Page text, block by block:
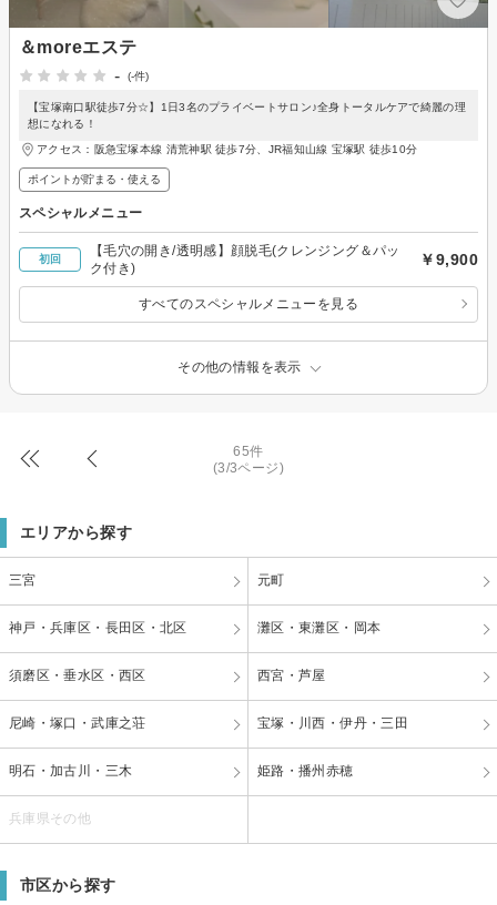
＆moreエステ
-
(-件)
【宝塚南口駅徒歩7分☆】1日3名のプライベートサロン♪全身トータルケアで綺麗の理
想になれる！
アクセス：阪急宝塚本線 清荒神駅 徒歩7分、JR福知山線 宝塚駅 徒歩10分
ポイントが貯まる・使える
スペシャルメニュー
初回
【毛穴の開き/透明感】顔脱毛(クレンジング＆パッ
ク付き)
￥9,900
すべてのスペシャルメニューを見る
その他の情報を表示
65件
(3/3ページ)
エリアから探す
三宮 元町
神戸・兵庫区・長田区・北区 灘区・東灘区・岡本
須磨区・垂水区・西区 西宮・芦屋
尼崎・塚口・武庫之荘 宝塚・川西・伊丹・三田
明石・加古川・三木 姫路・播州赤穂
兵庫県その他
市区から探す